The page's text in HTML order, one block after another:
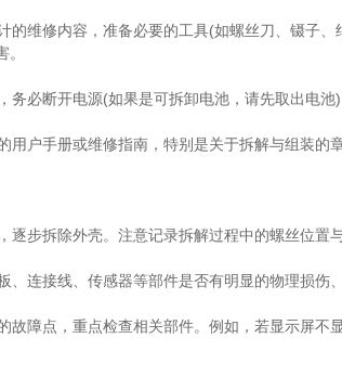
维修内容，准备必要的工具(如螺丝刀、镊子、
必断开电源(如果是可拆卸电池，请先取出电池)
户手册或维修指南，特别是关于拆解与组装的章
步拆除外壳。注意记录拆解过程中的螺丝位置与
连接线、传感器等部件是否有明显的物理损伤
点，重点检查相关部件。例如，若显示屏不